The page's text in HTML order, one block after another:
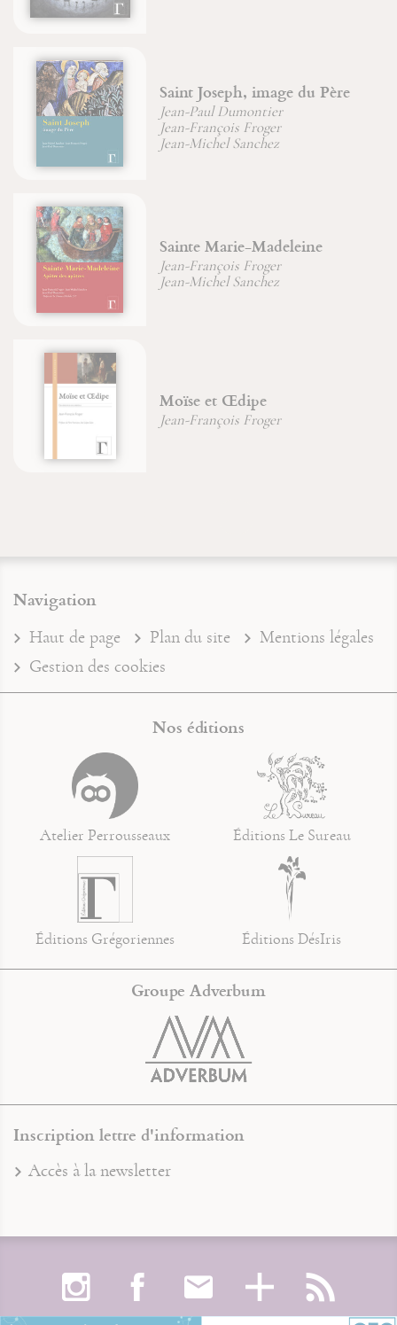
Joseph, image du Père
Paul Dumontier
François Froger
Michel Sanchez
Marie-Madeleine
François Froger
Michel Sanchez
et Œdipe
François Froger
Navigation
Haut de page Plan du site
Mentions légales
Gestion des cookies
Nos éditions
Atelier Perrousseaux Éditions Le Sureau
Éditions Grégoriennes Éditions DésIris
Groupe Adverbum
Inscription lettre d'information
Accès à la newsletter